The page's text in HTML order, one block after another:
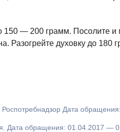
150 — 200 грамм. Посолите и
Разогрейте духовку до 180
Роспотребнадзор Дата обращения:
Дата обращения: 01.04.2017 —